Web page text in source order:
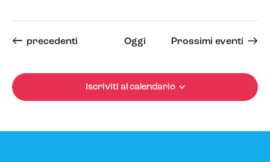
Eventi
precedenti Oggi Prossimi eventi
Iscriviti al calendario